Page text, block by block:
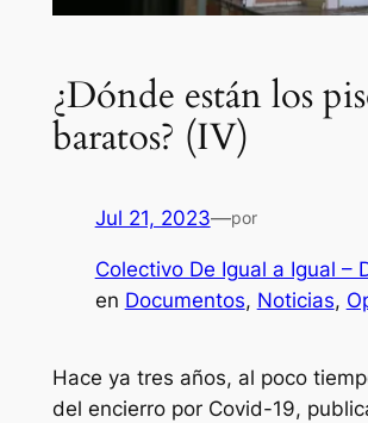
¿Dónde están los
baratos? (IV)
Jul 21, 2023—por
Colectivo De Igual a Igual –
en Documentos, Noticias,
Hace ya tres años, al poco
del encierro por Covid-19,